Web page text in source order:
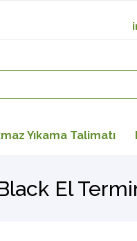
Yıkama Talimatı
El